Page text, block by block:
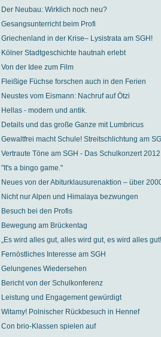
Der Neubau: Wirklich noch neu?
Gesangsunterricht beim Profi
Griechenland in der Krise– Lysistrata am SGH!
Kölner Stadtgeschichte hautnah erlebt
Von der Idee zum Film
Fleißige Füchse forschen auch in den Ferien
Neustes vom Eismann: Nachruf auf Ötzi
Hellas - modern und antik.
Details und das große Ganze mit Lumbricus
Gewaltfrei macht Schule! Streitschlichtung am
Vertraute Töne am SGH - Das Schulkonzert 2012
"It's a bingo game."
Neues von der Abiturklausurenaktion – über
Nicht nur Alpen und Himalaya bezwungen
Besuch bei den Profis
Bewegung am Brückentag
„Es wird alles gut, alles wird gut, es wird alles
Fernöstliches Interesse am SGH
Gelungenes Wiedersehen
Bericht von der Schulkonferenz
Leistung und Engagement gewürdigt
Witamy! Polnischer Rückbesuch in Hennef
Con brio-Klassen spielen auf